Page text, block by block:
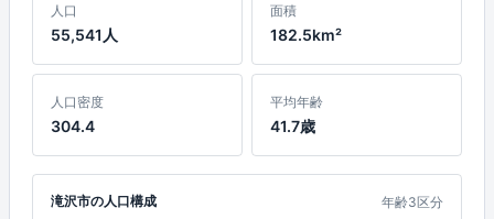
人口
55,541人
面積
182.5km²
人口密度
304.4
平均年齢
41.7歳
滝沢市の人口構成
年齢3区分